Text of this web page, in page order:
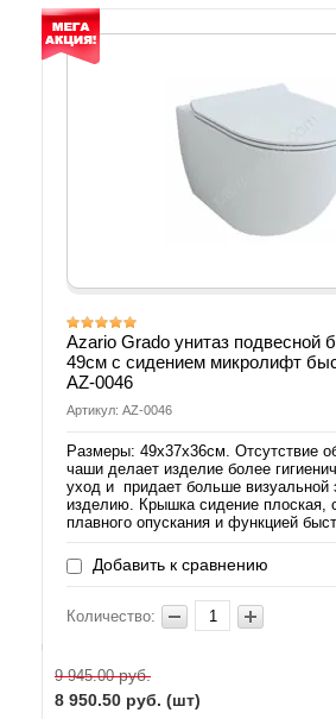
Azario Grado унитаз подвесной
49см с сидением микролифт
AZ-0046
Артикул: AZ-0046
Размеры: 49х37х36см. Отсутствие
чаши делает изделие более
уход и придает больше визуальной
изделию. Крышка сидение плоская,
плавного опускания и функцией
Добавить к сравнению
Количество:
9 945.00руб.
8 950.50 руб. (шт)